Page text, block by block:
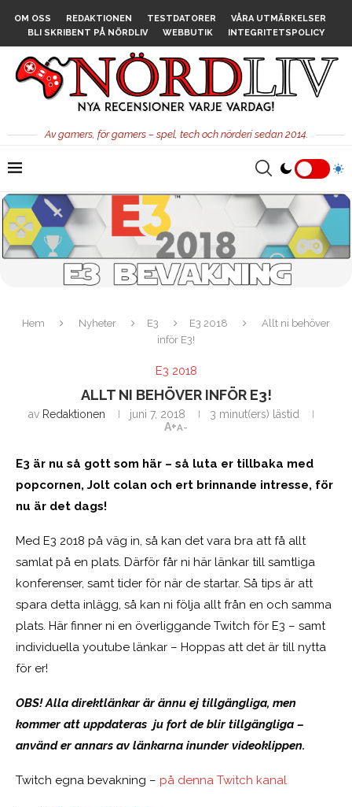
OM OSS REDAKTIONEN TESTDATORER
VÅRA UTMÄRKELSER
BLI SKRIBENT PÅ NÖRDLIV
WEBBUTIK INTEGRITETSPOLICY
Av gamers, för gamers – spel, tech och nörderi sedan 2014.
Hem Nyheter E3 E3 2018
Allt ni behöver
inför E3!
E3 2018
ALLT NI BEHÖVER INFÖR E3!
av Redaktionen juni 7, 2018
3 minut(ers) lästid
A+A-
E3 är nu så gott som här – så luta er tillbaka med
popcornen, Jolt colan och ert brinnande intresse, för
nu är det dags!
Med E3 2018 på väg in, så kan det vara bra att få allt
samlat på en plats. Därför får ni här länkar till samtliga
konferenser, samt tider för när de startar. Så tips är att
spara detta inlägg, så kan ni följa allt från en och samma
plats. Här finner ni en överliggande Twitch för E3 – samt
individuella youtube länkar – Hoppas att det är till nytta
för er!
OBS! Alla direktlänkar är ännu ej tillgängliga, men
kommer att uppdateras ju fort de blir tillgängliga –
använd er annars av länkarna inunder videoklippen.
Twitch egna bevakning – på denna Twitch kanal